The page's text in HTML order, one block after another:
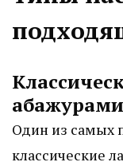
абажурами
Один из самых
классические